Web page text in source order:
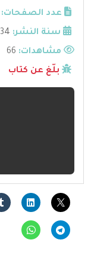
عدد الصفحات:
سنة النشر:
مشاهدات:
بلّغ عن كتاب